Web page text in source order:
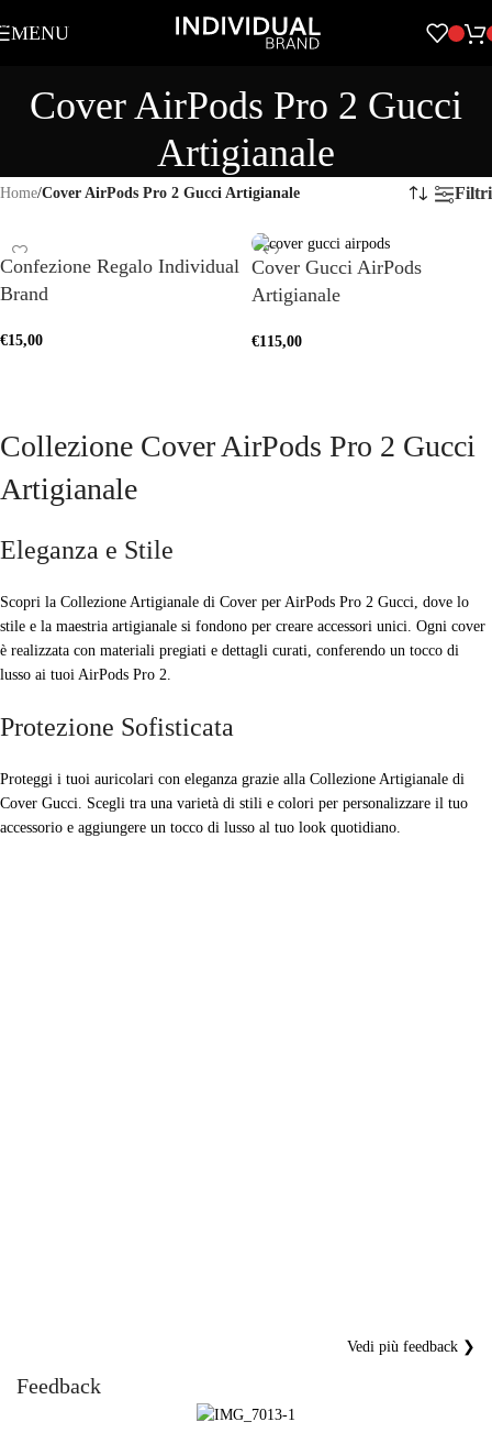
Skip to navigation
MENU
Cover AirPods Pro 2 Gucci
Artigianale
Home/Cover AirPods Pro 2 Gucci Artigianale Filtri
Confezione Regalo Individual
Brand
€15,00
Cover Gucci AirPods
Artigianale
€115,00
Collezione Cover AirPods Pro 2 Gucci
Artigianale
Eleganza e Stile
Scopri la Collezione Artigianale di Cover per AirPods Pro 2 Gucci, dove lo
stile e la maestria artigianale si fondono per creare accessori unici. Ogni cover
è realizzata con materiali pregiati e dettagli curati, conferendo un tocco di
lusso ai tuoi AirPods Pro 2.
Protezione Sofisticata
Proteggi i tuoi auricolari con eleganza grazie alla Collezione Artigianale di
Cover Gucci. Scegli tra una varietà di stili e colori per personalizzare il tuo
accessorio e aggiungere un tocco di lusso al tuo look quotidiano.
Feedback
Vedi più feedback ❯